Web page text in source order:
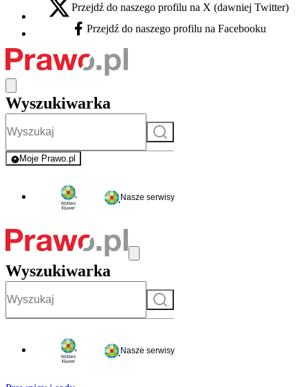
X - otwiera się w nowej karcie
Przejdź do naszego profilu na X (dawniej Twitter)
Facebook - otwiera się w nowej karcie
Przejdź do naszego profilu na Facebooku
Wyszukiwarka
Szukaj
Moje Prawo.pl
- rejestracja i logowanie do serwisu
Nasze serwisy
Wyszukiwarka
Szukaj
Nasze serwisy